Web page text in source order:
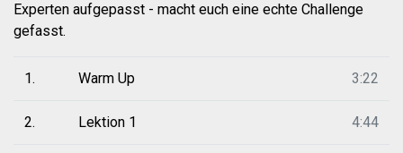
Experten aufgepasst - macht euch eine echte Challenge
gefasst.
1. Warm Up 3:22
2. Lektion 1 4:44